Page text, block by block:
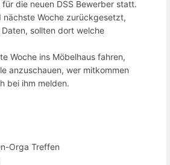
die neuen DSS Bewerber statt.
nächste Woche zurückgesetzt,
sollten dort welche
Woche ins Möbelhaus fahren,
anzuschauen, wer mitkommen
bei ihm melden.
Orga Treffen